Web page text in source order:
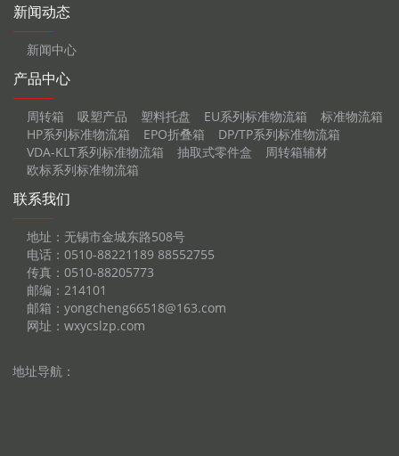
新闻动态
新闻中心
产品中心
周转箱 吸塑产品 塑料托盘 EU系列标准物流箱
标准物流箱
HP系列标准物流箱
EPO折叠箱
DP/TP系列标准物流箱
VDA-KLT系列标准物流箱
抽取式零件盒
周转箱辅材
欧标系列标准物流箱
联系我们
地址：无锡市金城东路508号
电话：0510-88221189 88552755
传真：0510-88205773
邮编：214101
邮箱：yongcheng66518@163.com
网址：wxycslzp.com
地址导航：